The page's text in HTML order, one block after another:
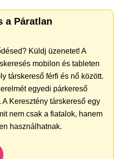
a Páratlan
Küldj üzenetet! A
mobilon és tableten
társkereső férfi és nő között.
egyedi párkereső
Keresztény társkereső egy
nem csak a fiatalok, hanem
használhatnak.